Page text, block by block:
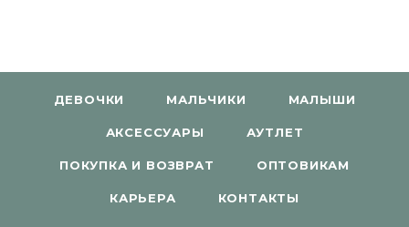
ДЕВОЧКИ МАЛЬЧИКИ МАЛЫШИ
АКСЕССУАРЫ АУТЛЕТ
ПОКУПКА И ВОЗВРАТ ОПТОВИКАМ
КАРЬЕРА КОНТАКТЫ